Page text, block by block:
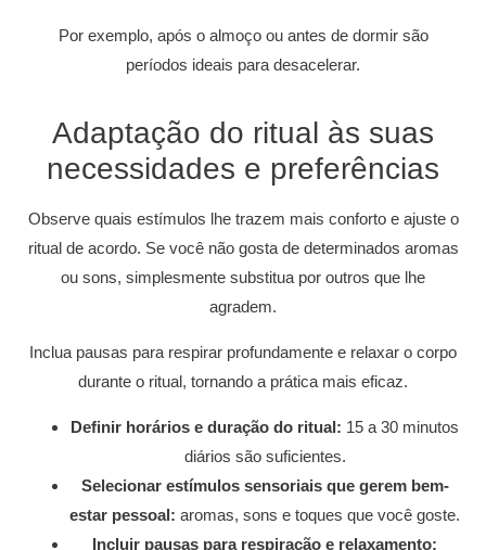
Por exemplo, após o almoço ou antes de dormir são
períodos ideais para desacelerar.
Adaptação do ritual às suas
necessidades e preferências
Observe quais estímulos lhe trazem mais conforto e ajuste o
ritual de acordo. Se você não gosta de determinados aromas
ou sons, simplesmente substitua por outros que lhe
agradem.
Inclua pausas para respirar profundamente e relaxar o corpo
durante o ritual, tornando a prática mais eficaz.
Definir horários e duração do ritual: 15 a 30 minutos
diários são suficientes.
Selecionar estímulos sensoriais que gerem bem-
estar pessoal: aromas, sons e toques que você goste.
Incluir pausas para respiração e relaxamento: